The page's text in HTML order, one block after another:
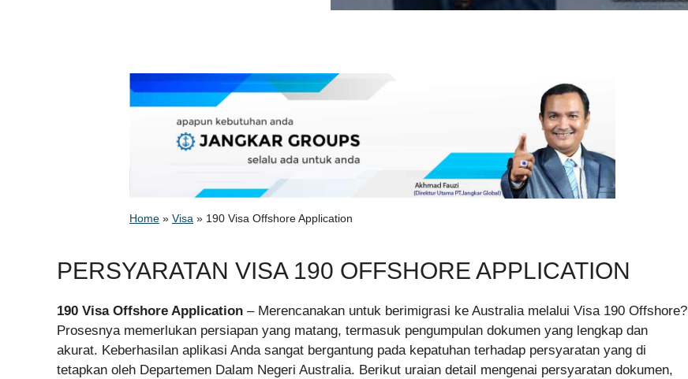
Home » Visa » 190 Visa Offshore Application
PERSYARATAN VISA 190 OFFSHORE APPLICATION
190 Visa Offshore Application – Merencanakan untuk berimigrasi ke Australia melalui Visa 190 Offshore?
Prosesnya memerlukan persiapan yang matang, termasuk pengumpulan dokumen yang lengkap dan
akurat. Keberhasilan aplikasi Anda sangat bergantung pada kepatuhan terhadap persyaratan yang di
tetapkan oleh Departemen Dalam Negeri Australia. Berikut uraian detail mengenai persyaratan dokumen,